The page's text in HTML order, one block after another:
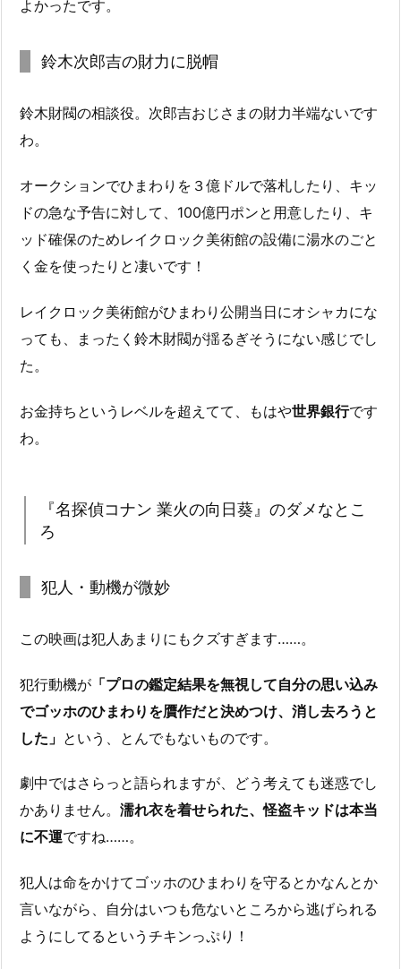
よかったです。
鈴木次郎吉の財力に脱帽
鈴木財閥の相談役。次郎吉おじさまの財力半端ないです
わ。
オークションでひまわりを３億ドルで落札したり、キッ
ドの急な予告に対して、100億円ポンと用意したり、キ
ッド確保のためレイクロック美術館の設備に湯水のごと
く金を使ったりと凄いです！
レイクロック美術館がひまわり公開当日にオシャカにな
っても、まったく鈴木財閥が揺るぎそうにない感じでし
た。
お金持ちというレベルを超えてて、もはや世界銀行です
わ。
『名探偵コナン 業火の向日葵』のダメなとこ
ろ
犯人・動機が微妙
この映画は犯人あまりにもクズすぎます……。
犯行動機が 「プロの鑑定結果を無視して自分の思い込み
でゴッホのひまわりを贋作だと決めつけ、消し去ろうと
した」 という、とんでもないものです。
劇中ではさらっと語られますが、どう考えても迷惑でし
かありません。 濡れ衣を着せられた、怪盗キッドは本当
に不運ですね……。
犯人は命をかけてゴッホのひまわりを守るとかなんとか
言いながら、自分はいつも危ないところから逃げられる
ようにしてるというチキンっぷり！